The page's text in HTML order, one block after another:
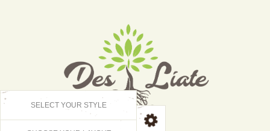
SELECT YOUR STYLE